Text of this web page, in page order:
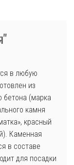
в любую
из
бетона (марка
камня
красный
Каменная
в составе
для посадки